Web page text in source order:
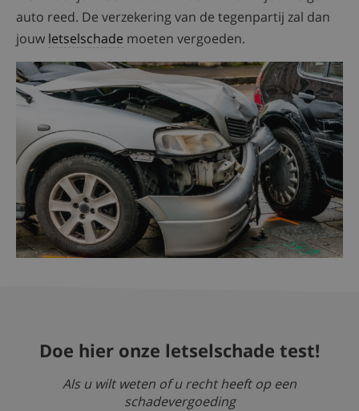
auto reed. De verzekering van de tegenpartij zal dan
jouw letselschade moeten vergoeden.
Doe hier onze letselschade test!
Als u wilt weten of u recht heeft op een
schadevergoeding